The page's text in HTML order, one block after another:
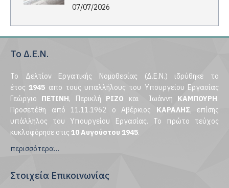
07/07/2026
Το Δ.Ε.Ν.
Το Δελτίον Εργατικής Νομοθεσίας (Δ.Ε.Ν.) ιδρύθηκε το
έτος1945 απο τους υπαλλήλους του Υπουργείου Εργασίας
Γεώργιο ΠΕΤΙΝΗ, Περικλή ΡΙΖΟ και Ιωάννη ΚΑΜΠΟΥΡΗ.
Προσετέθη από 11.11.1962 ο Αβέρκιος ΚΑΡΑΛΗΣ, επίσης
υπάλληλος του Υπουργείου Εργασίας. Το πρώτο τεύχος
κυκλοφόρησε στις 10 Αυγούστου 1945.
περισσότερα…
Στοιχεία Επικοινωνίας